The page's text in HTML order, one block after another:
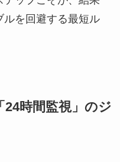
ルを回避する最短ル
時間監視」のジ